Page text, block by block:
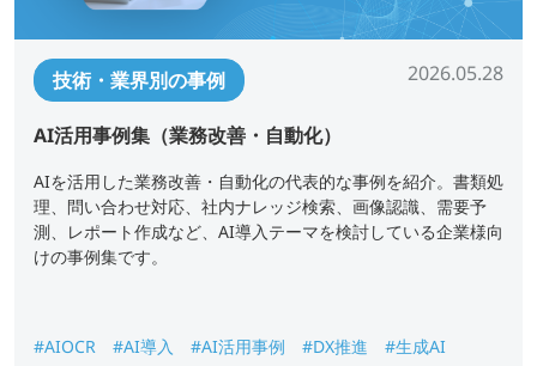
技術・業界別の事例 2026.05.28
AI活用事例集（業務改善・自動化）
AIを活用した業務改善・自動化の代表的な事例を紹介。書類処
理、問い合わせ対応、社内ナレッジ検索、画像認識、需要予
測、レポート作成など、AI導入テーマを検討している企業様向
けの事例集です。
#AIOCR #AI導入 #AI活用事例 #DX推進 #生成AI